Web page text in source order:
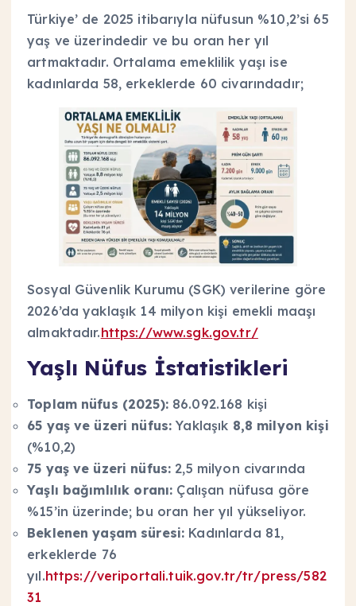
Türkiye’ de 2025 itibarıyla nüfusun %10,2’si 65
yaş ve üzerindedir ve bu oran her yıl
artmaktadır. Ortalama emeklilik yaşı ise
kadınlarda 58, erkeklerde 60 civarındadır;
Sosyal Güvenlik Kurumu (SGK) verilerine göre
2026’da yaklaşık 14 milyon kişi emekli maaşı
almaktadır.https://www.sgk.gov.tr/
Yaşlı Nüfus İstatistikleri
Toplam nüfus (2025):86.092.168 kişi
65 yaş ve üzeri nüfus: Yaklaşık 8,8 milyon kişi
(%10,2)
75 yaş ve üzeri nüfus: 2,5 milyon civarında
Yaşlı bağımlılık oranı: Çalışan nüfusa göre
%15’in üzerinde; bu oran her yıl yükseliyor.
Beklenen yaşam süresi: Kadınlarda 81,
erkeklerde 76
yıl.https://veriportali.tuik.gov.tr/tr/press/582
31